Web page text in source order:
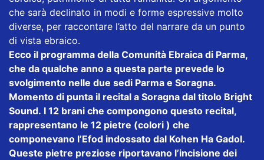
che sarà declinato in modi e forme espressive molto
diverse, per raccontare l’atto del narrare da un punto
di vista ebraico.
Ecco il programma della Comunità Ebraica di Parma,
che da qualche anno a questa parte prevede lo
svolgimento nelle due sedi Parma e Soragna.
Momento di punta il recital a Soragna dal titolo Bright
Sound. I 12 brani che compongono questo recital,
rappresentano le 12 pietre (colori ) che
componevano l’Efod indossato dal Kohen Ha Gadol.
Queste pietre preziose riportavano l’incisione dei